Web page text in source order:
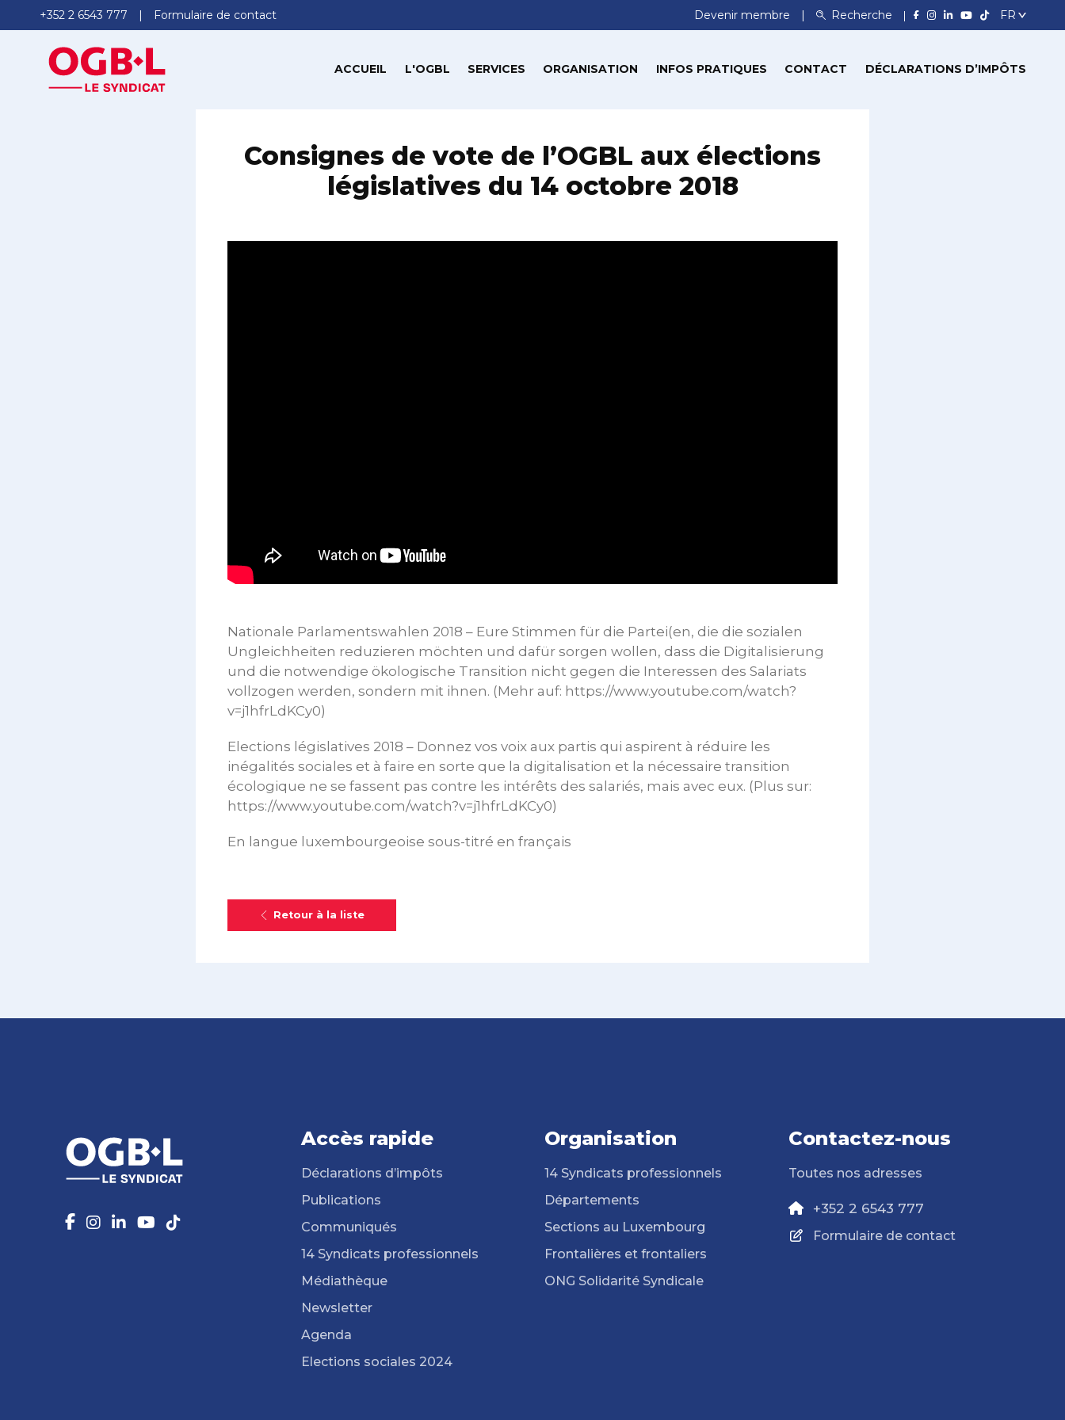
+352 2 6543 777 Formulaire de contact Devenir membre Recherche
ACCUEIL L'OGBL SERVICES ORGANISATION INFOS PRATIQUES CONTACT DÉCLARATIONS D’IMPÔTS
Consignes de vote de l’OGBL aux élections
législatives du 14 octobre 2018
Nationale Parlamentswahlen 2018 – Eure Stimmen für die Partei(en, die die sozialen
Ungleichheiten reduzieren möchten und dafür sorgen wollen, dass die Digitalisierung
und die notwendige ökologische Transition nicht gegen die Interessen des Salariats
vollzogen werden, sondern mit ihnen. (Mehr auf: https://www.youtube.com/watch?
v=j1hfrLdKCy0)
Elections législatives 2018 – Donnez vos voix aux partis qui aspirent à réduire les
inégalités sociales et à faire en sorte que la digitalisation et la nécessaire transition
écologique ne se fassent pas contre les intérêts des salariés, mais avec eux. (Plus sur:
https://www.youtube.com/watch?v=j1hfrLdKCy0)
En langue luxembourgeoise sous-titré en français
Retour à la liste
Accès rapide
Déclarations d’impôts
Publications
Communiqués
14 Syndicats professionnels
Médiathèque
Newsletter
Agenda
Elections sociales 2024
Organisation
14 Syndicats professionnels
Départements
Sections au Luxembourg
Frontalières et frontaliers
ONG Solidarité Syndicale
Contactez-nous
Toutes nos adresses
+352 2 6543 777
Formulaire de contact